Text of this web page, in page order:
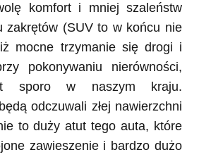
komfort i mniej szaleństw
zakrętów (SUV to w końcu nie
mocne trzymanie się drogi i
pokonywaniu nierówności,
sporo w naszym kraju.
odczuwali złej nawierzchni
to duży atut tego auta, które
zawieszenie i bardzo dużo